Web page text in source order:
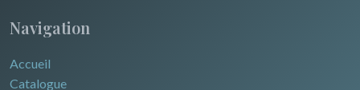
Navigation
Accueil
Catalogue